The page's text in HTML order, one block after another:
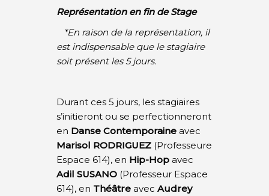
Représentation en fin de Stage
*En raison de la représentation, il
est indispensable que le stagiaire
soit présent les 5 jours.
Durant ces 5 jours, les stagiaires
s’initieront ou se perfectionneront
en Danse Contemporaine avec
Marisol RODRIGUEZ (Professeure
Espace 614), en Hip-Hop avec
Adil SUSANO (Professeur Espace
614), en Théâtre avec Audrey